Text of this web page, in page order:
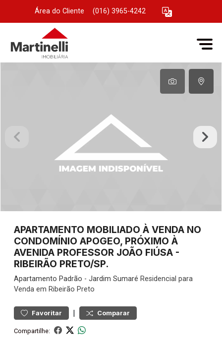
Área do Cliente (016) 3965-4242
APARTAMENTO MOBILIADO À VENDA NO
CONDOMÍNIO APOGEO, PRÓXIMO À
AVENIDA PROFESSOR JOÃO FIÚSA -
RIBEIRÃO PRETO/SP.
Apartamento Padrão - Jardim Sumaré Residencial para
Venda em Ribeirão Preto
Favoritar | Comparar
Compartilhe: